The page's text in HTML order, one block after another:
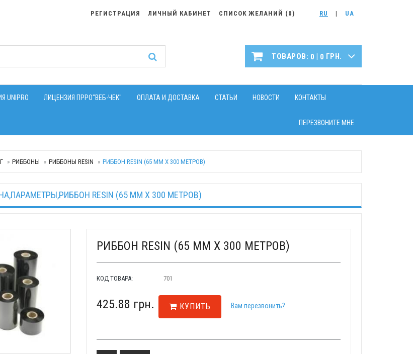
UA
|
RU
СПИСОК ЖЕЛАНИЙ (0)
ЛИЧНЫЙ КАБИНЕТ
РЕГИСТРАЦИЯ
ТОВАРОВ: 0 | 0 ГРН.
UNIPRO ЛИЦЕНЗИЯ ПРРО"ВЕБ-ЧЕК" ОПЛАТА И ДОСТАВКА СТАТЬИ НОВОСТИ КОНТАКТЫ
ПЕРЕЗВОНИТЕ МНЕ
РИББОНЫ РИББОНЫ RESIN РИББОН RESIN (65 ММ X 300 МЕТРОВ)
RESIN (65 ММ X 300 МЕТРОВ)
РИББОН RESIN (65 ММ X 300 МЕТРОВ)
КОД ТОВАРА: 701
425.88 грн. КУПИТЬ Вам перезвонить?